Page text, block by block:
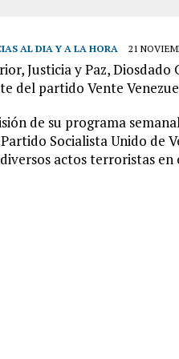
AL DIA Y A LA HORA 21
Justicia y Paz,
del partido Vente
de su programa
Socialista Unido de
actos terroristas en